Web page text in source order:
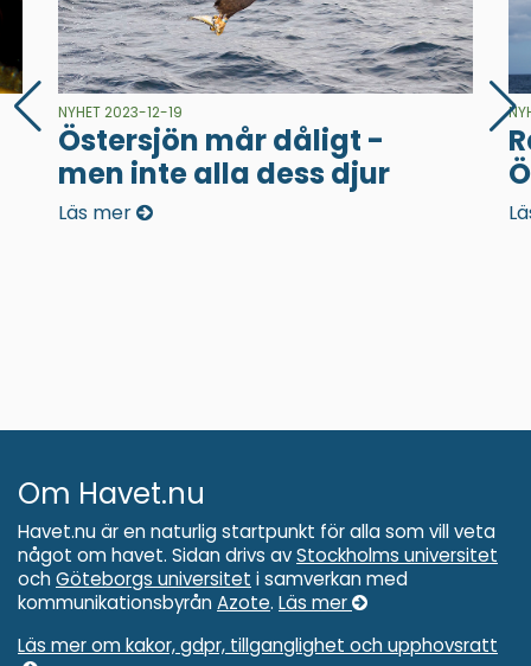
NYHET 2023-12-19
Östersjön mår dåligt -
men inte alla dess djur
Läs mer
Om Havet.nu
Havet.nu är en naturlig startpunkt för alla som vill veta
något om havet. Sidan drivs avStockholms universitet
och Göteborgs universitet i samverkan med
kommunikationsbyrån Azote. Läs mer
Läs mer om kakor, gdpr, tillganglighet och upphovsratt